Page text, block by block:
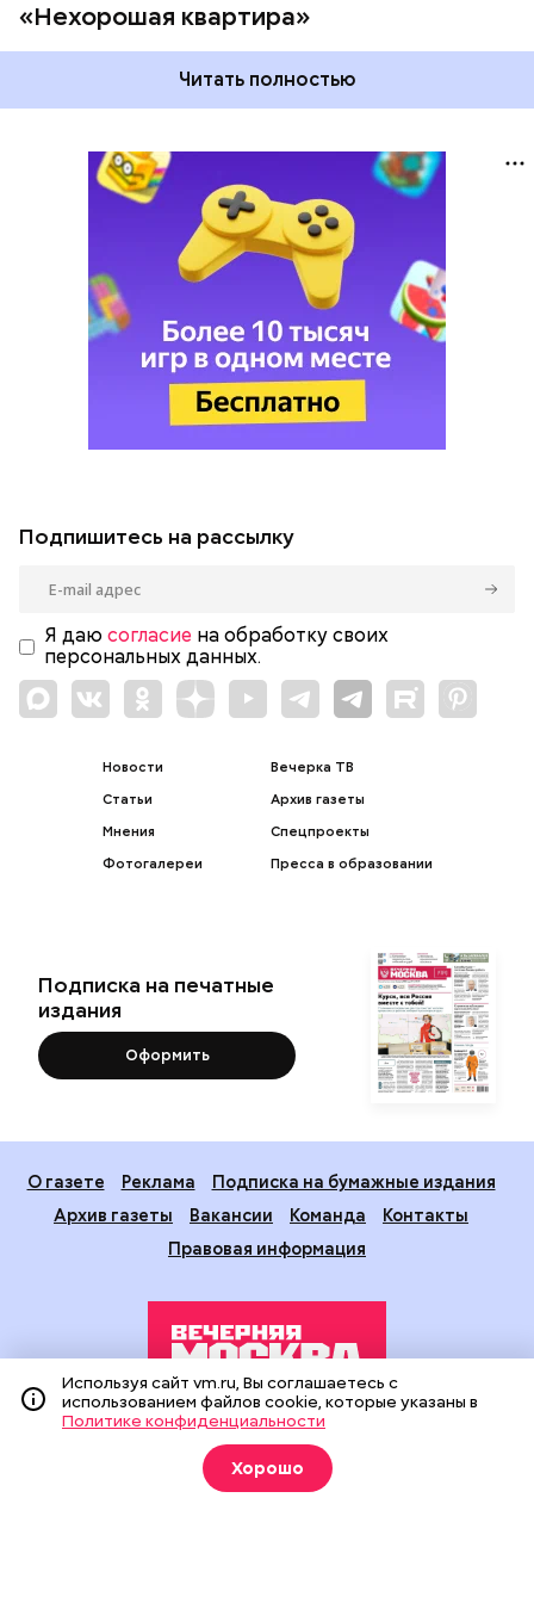
«Нехорошая квартира»
Читать полностью
Подпишитесь на рассылку
Я даю согласие на обработку своих
персональных данных.
Новости
Статьи
Мнения
Фотогалереи
Вечерка ТВ
Архив газеты
Спецпроекты
Пресса в образовании
Подписка на печатные
издания
Оформить
О газете Реклама
Подписка на бумажные издания
Архив газеты
Вакансии Команда
Контакты
Правовая информация
Издание создано при финансовой поддержке Департамента
средств массовой информации и рекламы города Москвы.
На сайте применяются рекомендательные технологии
(информационные технологии предоставления информации
Используя сайт vm.ru, Вы соглашаетесь с
использованием файлов cookie, которые указаны в
Политике конфиденциальности
Хорошо